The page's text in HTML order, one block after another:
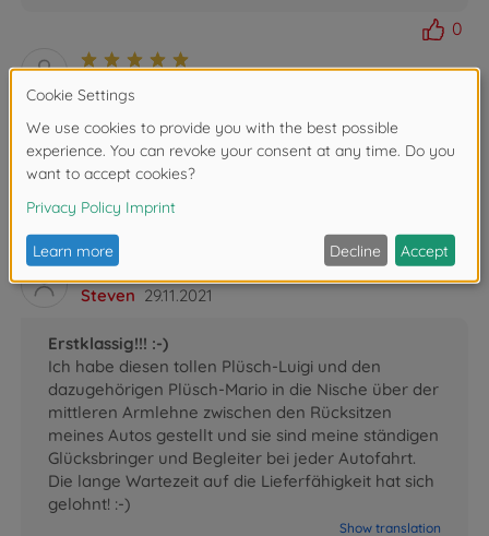
0
Fast, great quality
We already had some Simba toys and this one is
same good quality. Very fast shipping.
0
Steven 29.11.2021
Erstklassig!!! :-)
Ich habe diesen tollen Plüsch-Luigi und den
dazugehörigen Plüsch-Mario in die Nische über der
mittleren Armlehne zwischen den Rücksitzen
meines Autos gestellt und sie sind meine ständigen
Glücksbringer und Begleiter bei jeder Autofahrt.
Die lange Wartezeit auf die Lieferfähigkeit hat sich
gelohnt! :-)
Show translation